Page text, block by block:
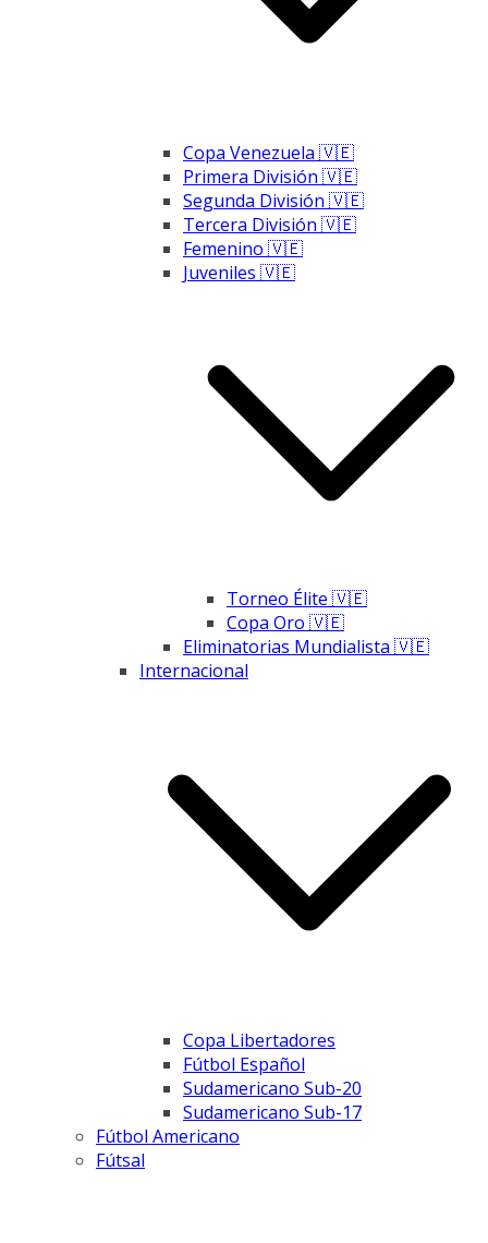
Copa Venezuela 🇻🇪
Primera División 🇻🇪
Segunda División 🇻🇪
Tercera División 🇻🇪
Femenino 🇻🇪
Juveniles 🇻🇪
Torneo Élite 🇻🇪
Copa Oro 🇻🇪
Eliminatorias Mundialista 🇻🇪
Internacional
Copa Libertadores
Fútbol Español
Sudamericano Sub-20
Sudamericano Sub-17
Fútbol Americano
Fútsal